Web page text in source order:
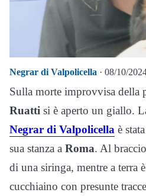
Negrar di Valpolicella · 08/10/
Sulla morte improvvisa della
Ruatti si è aperto un giallo.
Negrar di Valpolicella è
sua stanza a Roma. Al
di una siringa, mentre a terra
cucchiaino con presunte